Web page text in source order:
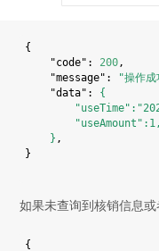
{
"code" : 200,
"message" :
"操作
"data" : {
    }
,
}
如果未查询到核销信息
{